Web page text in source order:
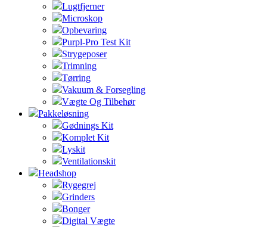
Lugtfjerner
Microskop
Opbevaring
Purpl-Pro Test Kit
Strygeposer
Trimning
Tørring
Vakuum & Forsegling
Vægte Og Tilbehør
Pakkeløsning
Gødnings Kit
Komplet Kit
Lyskit
Ventilationskit
Headshop
Rygegrej
Grinders
Bonger
Digital Vægte